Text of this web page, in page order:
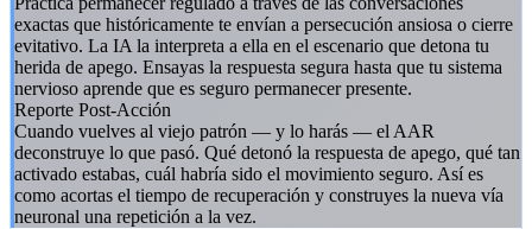
exactas que históricamente te envían a persecución ansiosa o cierre
evitativo. La IA la interpreta a ella en el escenario que detona tu
herida de apego. Ensayas la respuesta segura hasta que tu sistema
nervioso aprende que es seguro permanecer presente.
Reporte Post-Acción
Cuando vuelves al viejo patrón — y lo harás — el AAR
deconstruye lo que pasó. Qué detonó la respuesta de apego, qué tan
activado estabas, cuál habría sido el movimiento seguro. Así es
como acortas el tiempo de recuperación y construyes la nueva vía
neuronal una repetición a la vez.